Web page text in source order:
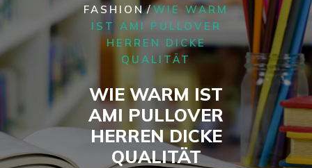
FASHION/WIE WARM
IST AMI PULLOVER
HERREN DICKE
QUALITÄT
WIE WARM IST
AMI PULLOVER
HERREN DICKE
QUALITÄT